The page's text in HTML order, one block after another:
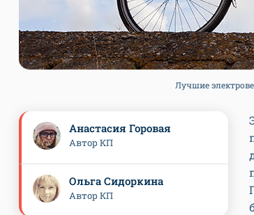
Лучшие
Анастасия Горовая
Автор КП
Ольга Сидоркина
Автор КП